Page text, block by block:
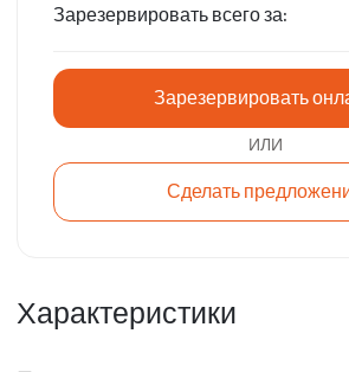
Зарезервировать всего за:
Зарезервировать
ИЛИ
Сделать
Характеристики